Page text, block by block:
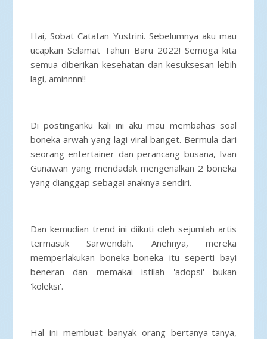
Hai, Sobat Catatan Yustrini. Sebelumnya aku mau
ucapkan Selamat Tahun Baru 2022! Semoga kita
semua diberikan kesehatan dan kesuksesan lebih
lagi, aminnnn!!
Di postinganku kali ini aku mau membahas soal
boneka arwah yang lagi viral banget. Bermula dari
seorang entertainer dan perancang busana, Ivan
Gunawan yang mendadak mengenalkan 2 boneka
yang dianggap sebagai anaknya sendiri.
Dan kemudian trend ini diikuti oleh sejumlah artis
termasuk Sarwendah. Anehnya, mereka
memperlakukan boneka-boneka itu seperti bayi
beneran dan memakai istilah 'adopsi' bukan
'koleksi'.
Hal ini membuat banyak orang bertanya-tanya,